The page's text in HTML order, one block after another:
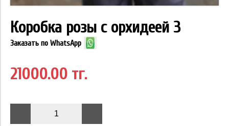
Коробка розы с орхидеей 3
Заказать по WhatsApp
21000.00 тг.